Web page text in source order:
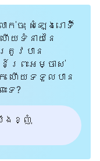
ើបចិត្តណាស់
នបន្ទូល
ខ្ញុំឆ្ងល់ថាតើ
ើនោះមានន័យថា
េ? ពិតជាមាន
ៀត។
ក់ចុះ សំឡេងរោទិ៍
យទំនាយនៃ
រូវបាន
ព្រះអម្ចាស់
ើយទទួលបាន
េ?
ងខ្ញុំ